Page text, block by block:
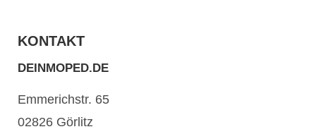
KONTAKT
DEINMOPED.DE
Emmerichstr. 65
02826 Görlitz